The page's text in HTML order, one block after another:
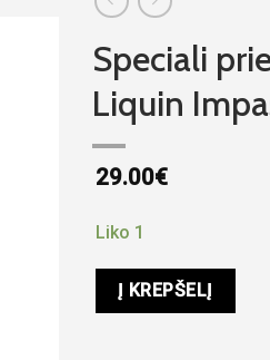
Speciali
Liquin
29.00€
Liko 1
Į KREPŠELĮ